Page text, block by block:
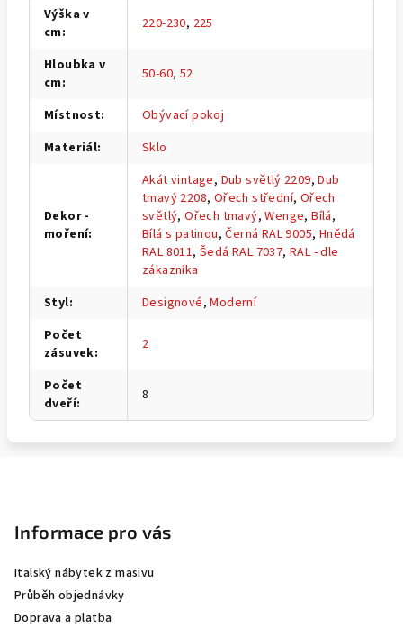
Výška v
cm: 220-230, 225
Hloubka v
cm: 50-60, 52
Místnost:
Obývací pokoj
Materiál: Sklo
Dekor -
moření:
Akát vintage, Dub světlý 2209,Dub
tmavý 2208, Ořech střední, Ořech
světlý,Ořech tmavý,Wenge,Bílá,
Bílá s patinou,Černá RAL 9005, Hnědá
RAL 8011,Šedá RAL 7037,RAL - dle
zákazníka
Styl: Designové,Moderní
Počet
zásuvek: 2
Počet
dveří: 8
Informace pro vás
Italský nábytek z masivu
Průběh objednávky
Doprava a platba